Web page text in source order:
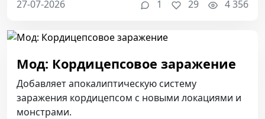
27-07-2026
1 29 4 356
Мод: Кордицепсовое заражение
Добавляет апокалиптическую систему
заражения кордицепсом с новыми локациями и
монстрами.